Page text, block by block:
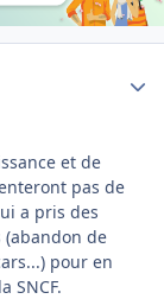
et de
pas de
a pris des
(abandon de
pour en
SNCF.